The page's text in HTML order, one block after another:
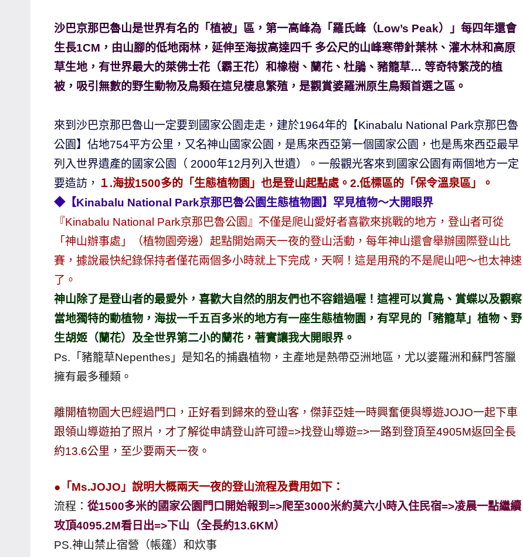
表
及
活
動
持、
校
企
業
講
座、
部
客
及
旅
遊
雜
欄、
光
局
合
對
象。
★
沙巴京那巴魯山是世界有名的「植被」區，第一高峰為「羅氏峰（Low’s Peak）」每四年還會
生長1CM，由山腳的低地雨林，延伸至海拔高達四千 多公尺的山峰寒帶針葉林、灌木林和高原
草生地，有世界最大的萊佛士花（霸王花）和橡樹、蘭花、杜鵑、豬籠草… 等奇特繁茂的植
被，吸引無數的野生動物及鳥類在這兒棲息繁殖，是觀賞婆羅洲原生鳥類首選之區。
來到沙巴京那巴魯山一定要到國家公園走走，建於1964年的【Kinabalu National Park京那巴魯
公園】佔地754平方公里，又名神山國家公園，是馬來西亞第一個國家公園，也是馬來西亞最早
列入世界遺產的國家公園（ 2000年12月列入世遺）。一般觀光客來到國家公園有兩個地方一定
要造訪， １.海拔1500多的「生態植物園」也是登山起點處。2.低標區的「保令溫泉區」。
◆【Kinabalu National Park京那巴魯公園生態植物園】罕見植物～大開眼界
『Kinabalu National Park京那巴魯公園』不僅是爬山愛好者喜歡來挑戰的地方，登山者可從
「神山辦事處」（植物園旁邊）起點開始兩天一夜的登山活動，每年神山還會舉辦國際登山比
賽，據說最快紀錄保持者僅花兩個多小時就上下完成，天啊！這是用飛的不是爬山吧～也太神速
了。
神山除了是登山者的最愛外，喜歡大自然的朋友們也不容錯過喔！這裡可以賞鳥、賞蝶以及觀察
當地獨特的動植物，海拔一千五百多米的地方有一座生態植物園，有罕見的「豬籠草」植物、野
生胡姬（蘭花）及全世界第二小的蘭花，著實讓我大開眼界。
Ps.「豬籠草Nepenthes」是知名的捕蟲植物，主產地是熱帶亞洲地區，尤以婆羅洲和蘇門答臘
擁有最多種類。
離開植物園大巴經過門口，正好看到歸來的登山客，傑菲亞娃一時興奮便與導遊JOJO一起下車
跟領山導遊拍了照片，才了解從申請登山許可證=>找登山導遊=>一路到登頂至4905M返回全長
約13.6公里，至少要兩天一夜。
●「Ms.JOJO」說明大概兩天一夜的登山流程及費用如下：
流程： 從1500多米的國家公園門口開始報到=>爬至3000米約莫六小時入住民宿=>凌晨一點繼續
攻頂4095.2M看日出=>下山（全長約13.6KM）
PS.神山禁止宿營（帳篷）和炊事